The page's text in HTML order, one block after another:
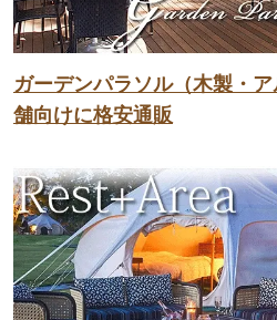
ガーデンパラソル（木製・
舗向けに格安通販